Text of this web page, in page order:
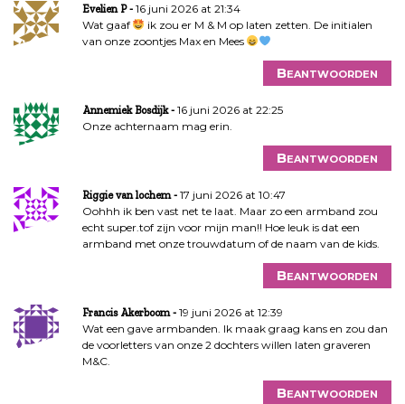
Evelien P
16 juni 2026 at 21:34
Wat gaaf
ik zou er M & M op laten zetten. De initialen
van onze zoontjes Max en Mees
Beantwoorden
Annemiek Bosdijk
16 juni 2026 at 22:25
Onze achternaam mag erin.
Beantwoorden
Riggie van lochem
17 juni 2026 at 10:47
Oohhh ik ben vast net te laat. Maar zo een armband zou
echt super.tof zijn voor mijn man!! Hoe leuk is dat een
armband met onze trouwdatum of de naam van de kids.
Beantwoorden
Francis Akerboom
19 juni 2026 at 12:39
Wat een gave armbanden. Ik maak graag kans en zou dan
de voorletters van onze 2 dochters willen laten graveren
M&C.
Beantwoorden